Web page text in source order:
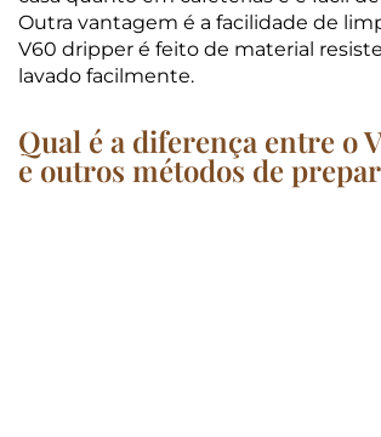
Outra vantagem é a facilidade de
V60 dripper é feito de material
lavado facilmente.
Qual é a diferença entre o
e outros métodos de